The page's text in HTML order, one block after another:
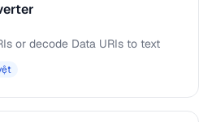
or decode Data URIs to text